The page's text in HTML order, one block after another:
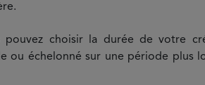
pouvez choisir la durée de votre
ou échelonné sur une période plus